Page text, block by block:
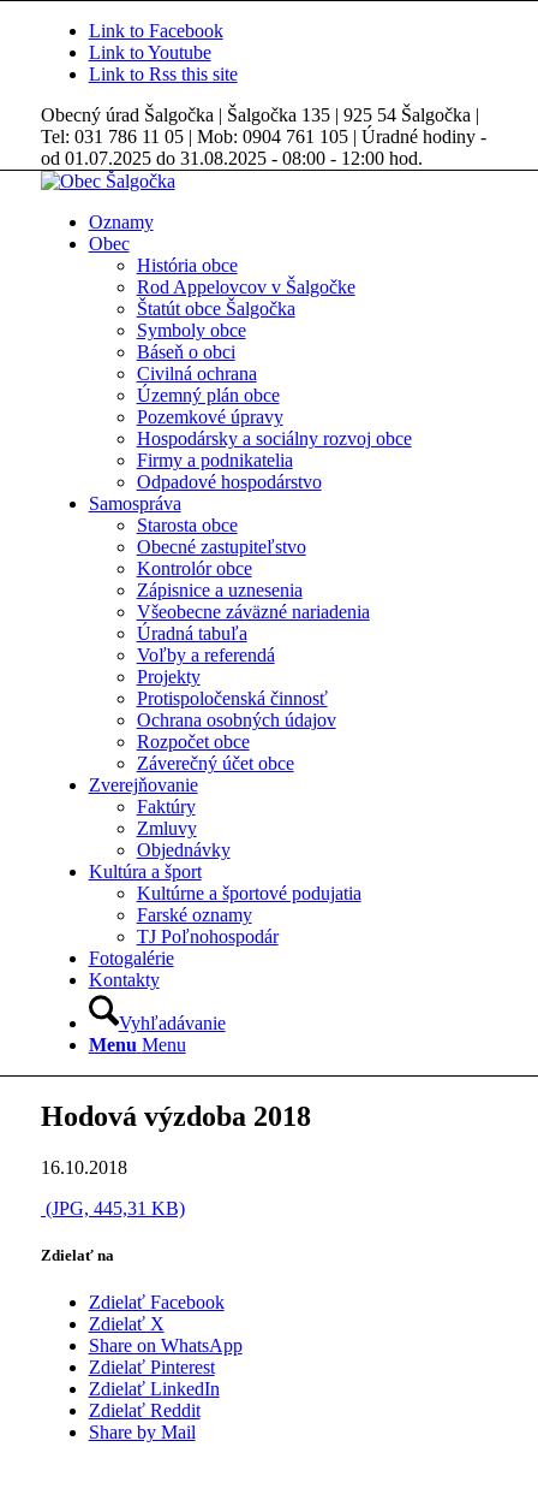
Link to Facebook
Link to Youtube
Link to Rss this site
Obecný úrad Šalgočka | Šalgočka 135 | 925 54 Šalgočka |
Tel: 031 786 11 05 | Mob: 0904 761 105 | Úradné hodiny -
od 01.07.2025 do 31.08.2025 - 08:00 - 12:00 hod.
Oznamy
Obec
História obce
Rod Appelovcov v Šalgočke
Štatút obce Šalgočka
Symboly obce
Báseň o obci
Civilná ochrana
Územný plán obce
Pozemkové úpravy
Hospodársky a sociálny rozvoj obce
Firmy a podnikatelia
Odpadové hospodárstvo
Samospráva
Starosta obce
Obecné zastupiteľstvo
Kontrolór obce
Zápisnice a uznesenia
Všeobecne záväzné nariadenia
Úradná tabuľa
Voľby a referendá
Projekty
Protispoločenská činnosť
Ochrana osobných údajov
Rozpočet obce
Záverečný účet obce
Zverejňovanie
Faktúry
Zmluvy
Objednávky
Kultúra a šport
Kultúrne a športové podujatia
Farské oznamy
TJ Poľnohospodár
Fotogalérie
Kontakty
Vyhľadávanie
Menu Menu
Hodová výzdoba 2018
16.10.2018
(JPG, 445,31 KB)
Zdielať na
Zdielať Facebook
Zdielať X
Share on WhatsApp
Zdielať Pinterest
Zdielať LinkedIn
Zdielať Reddit
Share by Mail